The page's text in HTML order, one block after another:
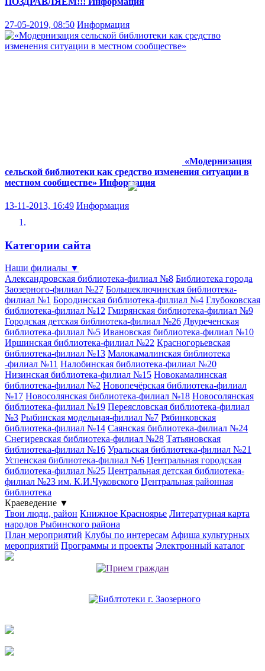
27-05-2019, 08:50 Информация
«Модернизация
сельской библиотеки как средство изменения ситуации в
местном сообществе» Информация
13-11-2013, 16:49 Информация
Категории сайта
Наши филиалы ▼
Александровская библиотека-филиал №8 Библиотека города
Заозерного-филиал №27 Большеключинская библиотека-
филиал №1 Бородинская библиотека-филиал №4 Глубоковская
библиотека-филиал №12 Гмирянская библиотека-филиал №9
Городская детская библиотека-филиал №26 Двуреченская
библиотека-филиал №5 Ивановская библиотека-филиал №10
Иршинская библиотека-филиал №22 Красногорьевская
библиотека-филиал №13 Малокамалинская библиотека
-филиал №11 Налобинская библиотека-филиал №20
Низинская библиотека-филиал №15 Новокамалинская
библиотека-филиал №2 Новопечёрская библиотека-филиал
№17 Новосолянская библиотека-филиал №18 Новосолянская
библиотека-филиал №19 Переясловская библиотека-филиал
№3 Рыбинская модельная-филиал №7 Рябинковская
библиотека-филиал №14 Саянская библиотека-филиал №24
Снегиревская библиотека-филиал №28 Татьяновская
библиотека-филиал №16 Уральская библиотека-филиал №21
Успенская библиотека-филиал №6 Центральная городская
библиотека-филиал №25 Центральная детская библиотека-
филиал №23 им. К.И.Чуковского Центральная районная
библиотека
Краеведение ▼
Твои люди, район Книжное Красноярье Литературная карта
народов Рыбинского района
План мероприятий Клубы по интересам Афиша культурных
мероприятий Программы и проекты Электронный каталог